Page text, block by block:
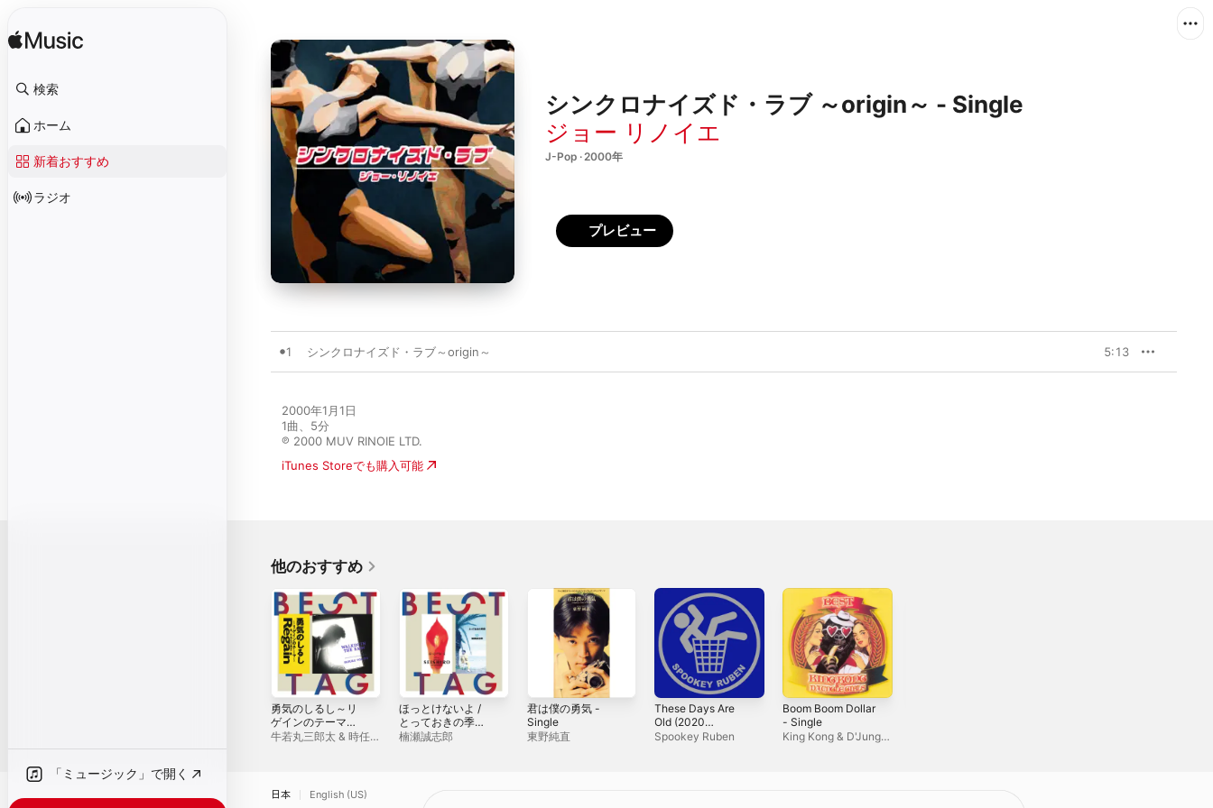
検索
ホーム
新着おすすめ
ラジオ
「ミュージック」で開く
シンクロナイズド・ラブ ～origin～ - Single
ジョー リノイエ
J-Pop · 2000年
プレビュー
1 シンクロナイズド・ラブ～origin～ 5:13
2000年1月1日
1曲、5分
℗ 2000 MUV RINOIE LTD.
iTunes Storeでも購入可能
他のおすすめ
勇気のしるし～リ
ゲインのテーマ～ /
WALKIN' IN THE
牛若丸三郎太 & 時任
ほっとけないよ /
とっておきの季節
(とき) BESTタッグ
楠瀬誠志郎
君は僕の勇気 -
Single
東野純直
These Days Are
Old (2020
Remaster) -
Spookey Ruben
Boom Boom Dollar
- Single
King Kong & D'Jungle
日本 English (US)